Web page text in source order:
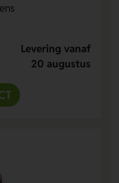
Levering vanaf
20 augustus